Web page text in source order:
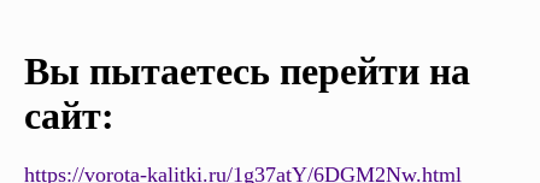
Вы пытаетесь перейти на
сайт:
https://vorota-kalitki.ru/1g37atY/6DGM2Nw.html